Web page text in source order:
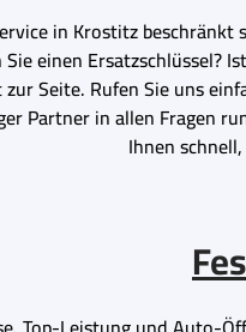
in Krostitz
einen Ersatzschlüssel?
zur Seite. Rufen Sie uns
Partner in allen Fragen
Ihnen